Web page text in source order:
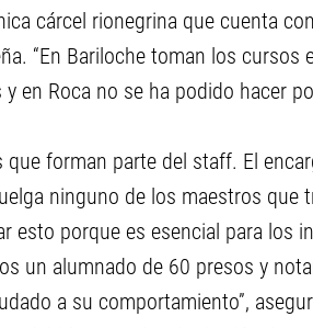
cárcel rionegrina que cuenta
“En Bariloche toman los cursos
en Roca no se ha podido hacer
forman parte del staff. El
ninguno de los maestros que
esto porque es esencial para los
un alumnado de 60 presos y
a su comportamiento”,